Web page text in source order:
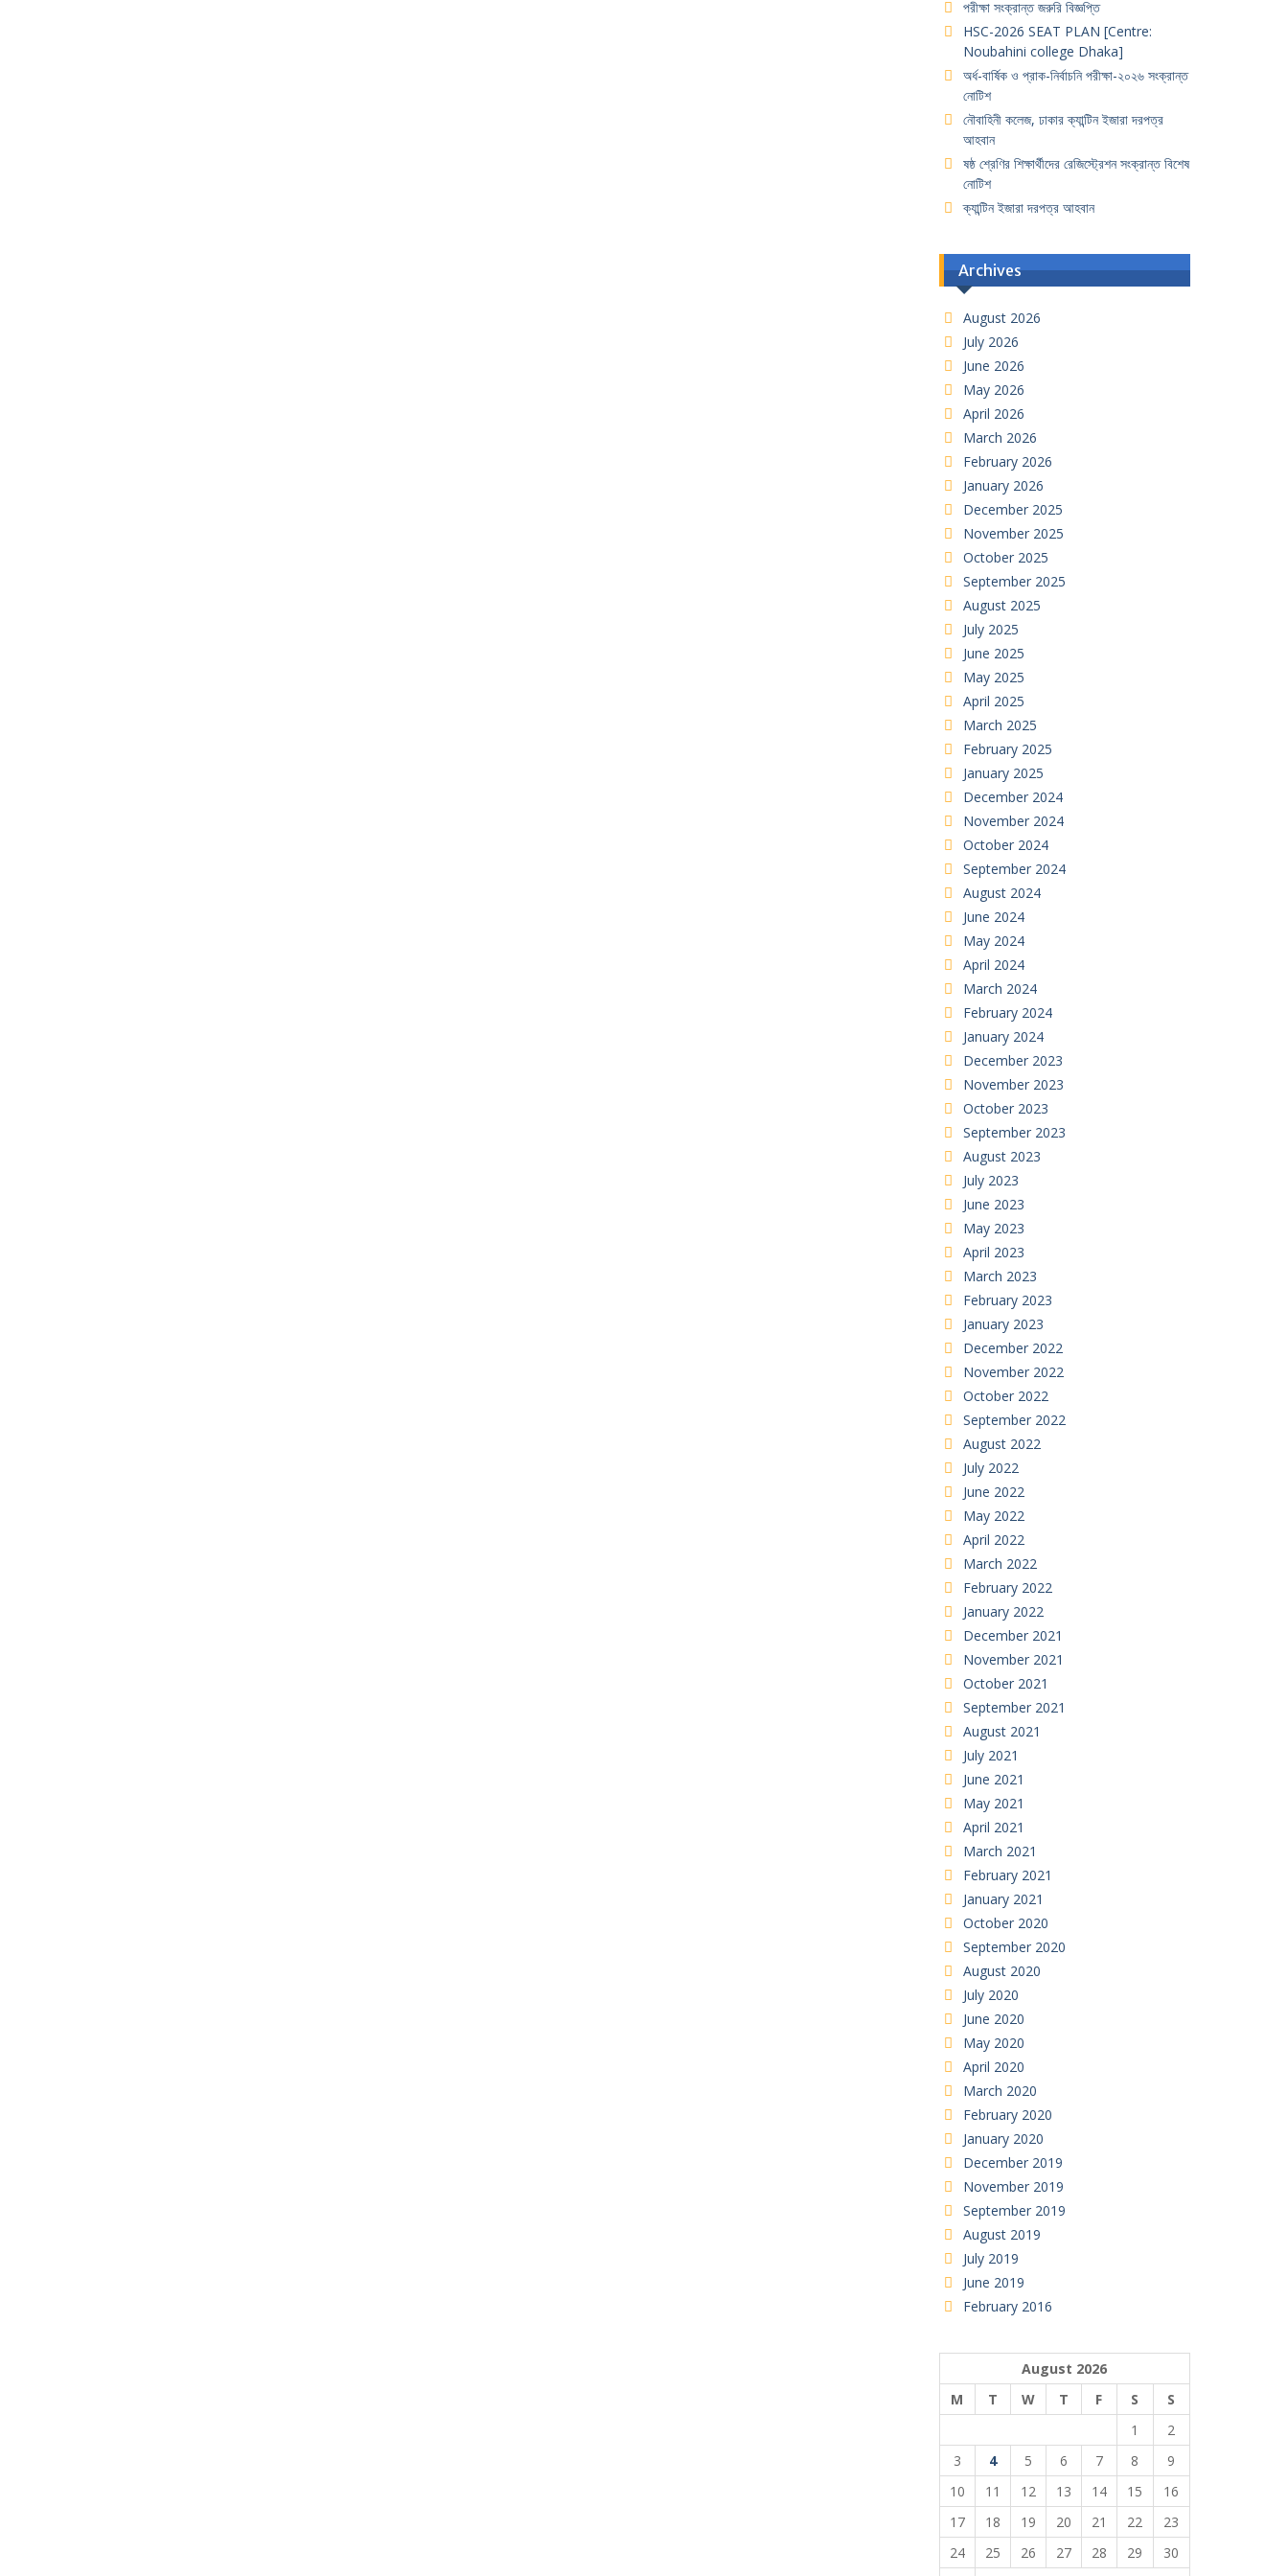
পরীক্ষা সংক্রান্ত জরুরি বিজ্ঞপ্তি
HSC-2026 SEAT PLAN [Centre:
Noubahini college Dhaka]
অর্ধ-বার্ষিক ও প্রাক-নির্বাচনি পরীক্ষা-২০২৬ সংক্রান্ত
নোটিশ
নৌবাহিনী কলেজ, ঢাকার ক্যান্টিন ইজারা দরপত্র
আহবান
ষষ্ঠ শ্রেণির শিক্ষার্থীদের রেজিস্ট্রেশন সংক্রান্ত বিশেষ
নোটিশ
ক্যান্টিন ইজারা দরপত্র আহবান
Archives
August 2026
July 2026
June 2026
May 2026
April 2026
March 2026
February 2026
January 2026
December 2025
November 2025
October 2025
September 2025
August 2025
July 2025
June 2025
May 2025
April 2025
March 2025
February 2025
January 2025
December 2024
November 2024
October 2024
September 2024
August 2024
June 2024
May 2024
April 2024
March 2024
February 2024
January 2024
December 2023
November 2023
October 2023
September 2023
August 2023
July 2023
June 2023
May 2023
April 2023
March 2023
February 2023
January 2023
December 2022
November 2022
October 2022
September 2022
August 2022
July 2022
June 2022
May 2022
April 2022
March 2022
February 2022
January 2022
December 2021
November 2021
October 2021
September 2021
August 2021
July 2021
June 2021
May 2021
April 2021
March 2021
February 2021
January 2021
October 2020
September 2020
August 2020
July 2020
June 2020
May 2020
April 2020
March 2020
February 2020
January 2020
December 2019
November 2019
September 2019
August 2019
July 2019
June 2019
February 2016
August 2026
M
T W T F S
S
1
2
3
4 5 6 7 8
9
10
11 12 13 14 15
16
17
18 19 20 21 22
23
24
25 26 27 28 29
30